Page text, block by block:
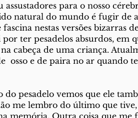
para o nosso
natural do mundo é fugir de
nestas versões bizarras
ter pesadelos absurdos, em
cabeça de uma criança.
osso e de paira no ar quando
pesadelo vemos que ele
me lembro do último que
memória. Outra coisa que me